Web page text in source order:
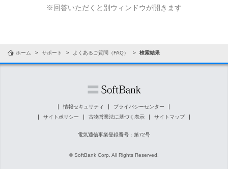
※回答いただくと別ウィンドウが開きます
ホーム サポート よくあるご質問（FAQ） 検索結果
情報セキュリティ
プライバシーセンター
サイトポリシー
古物営業法に基づく表示 サイトマップ
電気通信事業登録番号：第72号
© SoftBank Corp. All Rights Reserved.